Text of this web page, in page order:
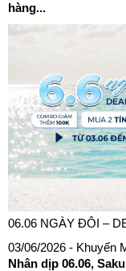
hàng...
06.06 NGÀY ĐÔI –
03/06/2026 - Khuyến
Nhân dịp 06.06,